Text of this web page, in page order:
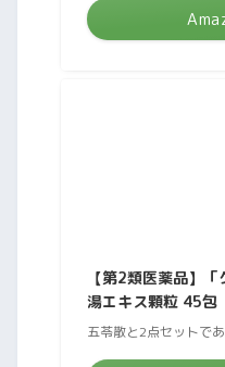
【第2類医薬品】
湯エキス顆粒 45包
五苓散と2点セットであ